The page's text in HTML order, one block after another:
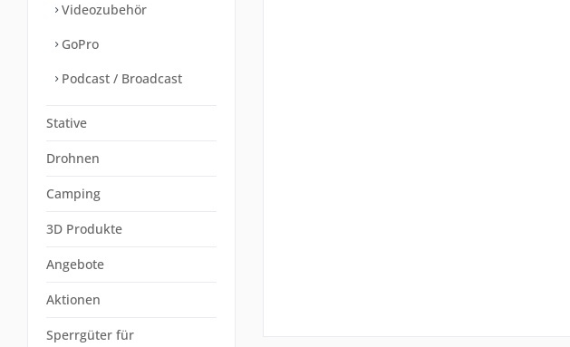
Videozubehör
GoPro
Podcast / Broadcast
Stative
Drohnen
Camping
3D Produkte
Angebote
Aktionen
Sperrgüter für